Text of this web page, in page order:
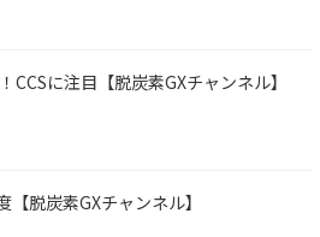
に注目【脱炭素GXチャンネル】
脱炭素GXチャンネル】